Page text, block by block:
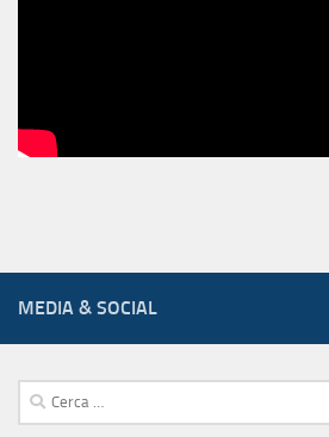
MEDIA & SOCIAL
Ricerca
per: